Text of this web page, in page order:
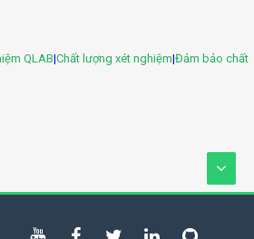
QLAB|Chất lượng xét nghiệm|Đảm bảo chất